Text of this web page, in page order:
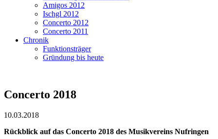
Amigos 2012
Ischgl 2012
Concerto 2012
Concerto 2011
Chronik
Funktionsträger
Gründung bis heute
Concerto 2018
10.03.2018
Rückblick auf das Concerto 2018 des Musikvereins Nufringen